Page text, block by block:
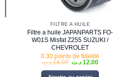
FILTRE À HUILE
Filtre a huile JAPANPARTS FO-
W01S Misfat Z255 SUZUKI /
CHEVROLET
0.30 points de fidélité
14.00 د.ت
Le
initial
12.00 د.ت
Le
actuel